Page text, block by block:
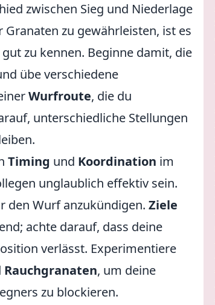
zwischen Sieg und Niederlage
zu gewährleisten, ist es
zu kennen. Beginne damit, die
übe verschiedene
Wurfroute, die du
unterschiedliche Stellungen
Timing und Koordination im
unglaublich effektiv sein.
den Wurf anzukündigen. Ziele
achte darauf, dass deine
verlässt. Experimentiere
Rauchgranaten, um deine
zu blockieren.